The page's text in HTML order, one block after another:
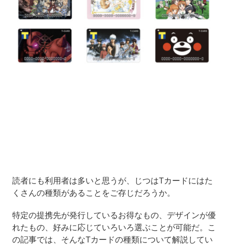
読者にも利用者は多いと思うが、じつはTカードにはた
くさんの種類があることをご存じだろうか。
特定の提携先が発行しているお得なもの、デザインが優
れたもの、好みに応じていろいろ選ぶことが可能だ。こ
の記事では、そんなTカードの種類について解説してい